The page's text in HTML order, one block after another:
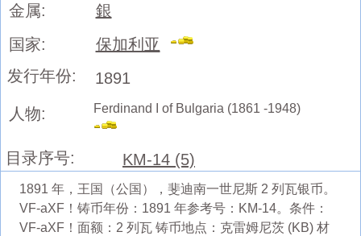
金属:
銀
国家:
保加利亚
发行年份:
1891
人物:
Ferdinand I of Bulgaria (1861 -1948)
目录序号: KM-14 (5)
1891 年，王国（公国），斐迪南一世尼斯 2 列瓦银币。
VF-aXF！铸币年份：1891 年参考号：KM-14。条件：
VF-aXF！面额：2 列瓦 铸币地点：克雷姆尼茨 (KB) 材